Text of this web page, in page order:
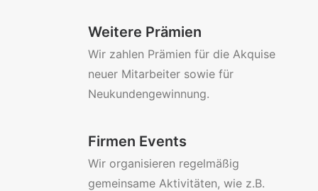
Weitere Prämien
Wir zahlen Prämien für die Akquise
neuer Mitarbeiter sowie für
Neukundengewinnung.
Firmen Events
Wir organisieren regelmäßig
gemeinsame Aktivitäten, wie z.B.